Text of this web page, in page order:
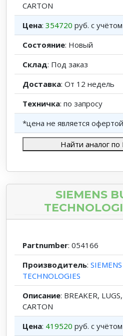
CARTON
Цена: 354720 руб. с
Состояние: Новый
Склад: Под заказ
Доставка: От 12 недель
Техничка: по запросу
*цена не является
Найти аналог
SIEMENS
Partnumber: 054166
Производитель:
TECHNOLOGIES
Описание: BREAKER,
CARTON
Цена: 419520 руб. с